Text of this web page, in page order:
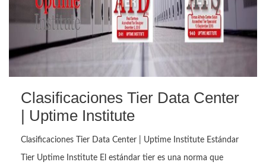
Clasificaciones Tier Data Center
| Uptime Institute
Clasificaciones Tier Data Center | Uptime Institute Estándar
Tier Uptime Institute El estándar tier es una norma que